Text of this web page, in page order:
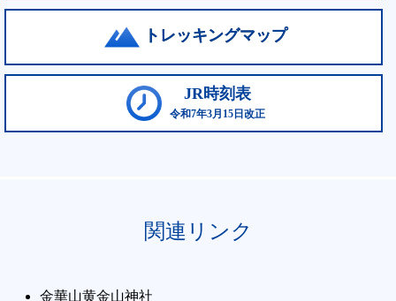
トレッキングマップ
JR時刻表
令和7年3月15日改正
関連リンク
金華山黄金山神社